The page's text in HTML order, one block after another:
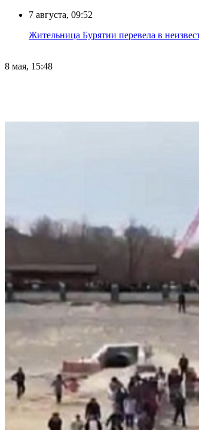
7 августа, 09:52
Жительница Бурятии перевела в
8 мая, 15:48